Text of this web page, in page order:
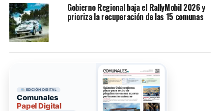
Gobierno Regional baja el RallyMobil 2026 y
prioriza la recuperación de las 15 comunas
EDICIÓN DIGITAL
Comunales
Papel Digital